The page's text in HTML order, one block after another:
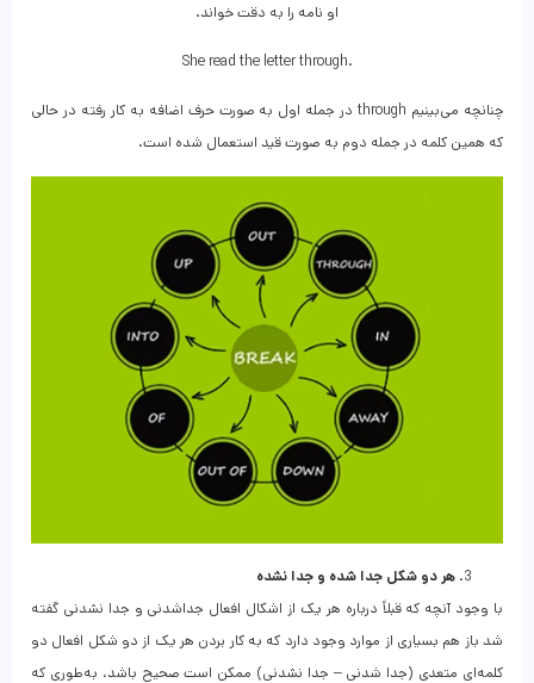
او نامه را به دقت خواند.
She read the letter through.
چنانچه می‌بینیم through در جمله اول به صورت حرف اضافه به کار رفته در حالی
که همین کلمه در جمله دوم به صورت قید استعمال شده است.
هر دو شکل جدا شده و جدا نشده
با وجود آنچه که قبلاً درباره هر یک از اشکال افعال جداشدنی و جدا نشدنی گفته
شد باز هم بسیاری از موارد وجود دارد که به کار بردن هر یک از دو شکل افعال دو
کلمه‌ای متعدی (جدا شدنی – جدا نشدنی) ممکن است صحیح باشد، به‌طوری که